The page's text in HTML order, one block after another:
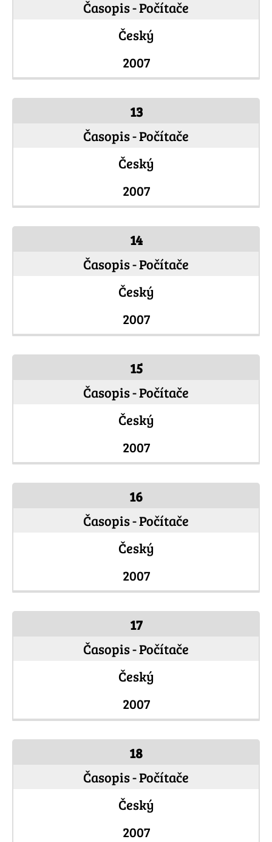
Časopis - Počítače
Český
2007
13
Časopis - Počítače
Český
2007
14
Časopis - Počítače
Český
2007
15
Časopis - Počítače
Český
2007
16
Časopis - Počítače
Český
2007
17
Časopis - Počítače
Český
2007
18
Časopis - Počítače
Český
2007